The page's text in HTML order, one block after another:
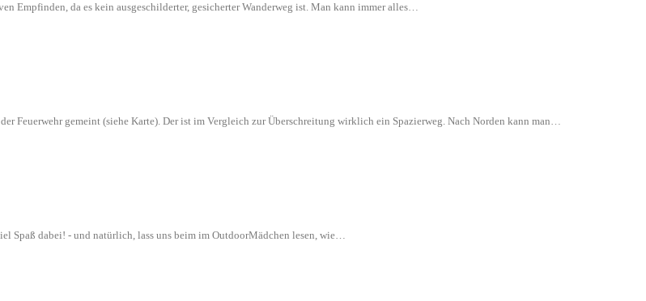
Empfinden, da es kein ausgeschilderter, gesicherter Wanderweg ist. Man kann immer alles…
Feuerwehr gemeint (siehe Karte). Der ist im Vergleich zur Überschreitung wirklich ein Spazierweg. Nach Norden kann man…
Spaß dabei! - und natürlich, lass uns beim im OutdoorMädchen lesen, wie…